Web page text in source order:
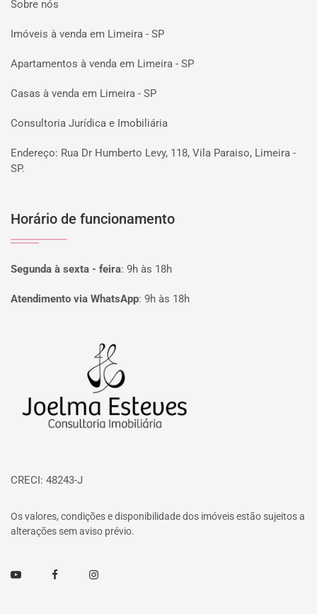
Sobre nós
Imóveis à venda em Limeira - SP
Apartamentos à venda em Limeira - SP
Casas à venda em Limeira - SP
Consultoria Jurídica e Imobiliária
Endereço: Rua Dr Humberto Levy, 118, Vila Paraiso, Limeira -
SP.
Horário de funcionamento
Segunda à sexta - feira: 9h às 18h
Atendimento via WhatsApp: 9h às 18h
CRECI: 48243-J
Os valores, condições e disponibilidade dos imóveis estão sujeitos a
alterações sem aviso prévio.
Youtube FacebookInstagram